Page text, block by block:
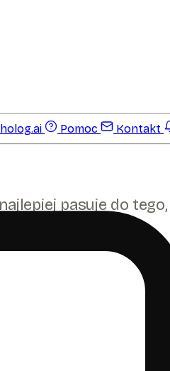
Pomoc Kontakt
pasuje do